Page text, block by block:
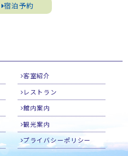
宿泊予約
客室紹介
レストラン
館内案内
観光案内
プライバシーポリシー